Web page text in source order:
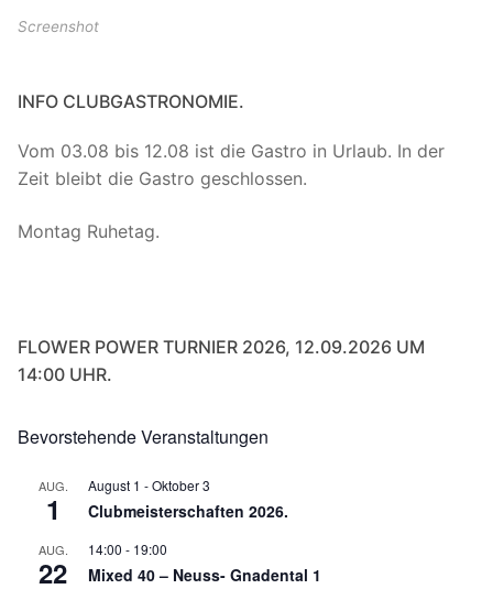
Screenshot
INFO CLUBGASTRONOMIE.
Vom 03.08 bis 12.08 ist die Gastro in Urlaub. In der
Zeit bleibt die Gastro geschlossen.
Montag Ruhetag.
FLOWER POWER TURNIER 2026, 12.09.2026 UM
14:00 UHR.
Bevorstehende Veranstaltungen
AUG.
1
August 1 -Oktober 3
Clubmeisterschaften 2026.
AUG.
22
14:00 - 19:00
Mixed 40 – Neuss- Gnadental 1